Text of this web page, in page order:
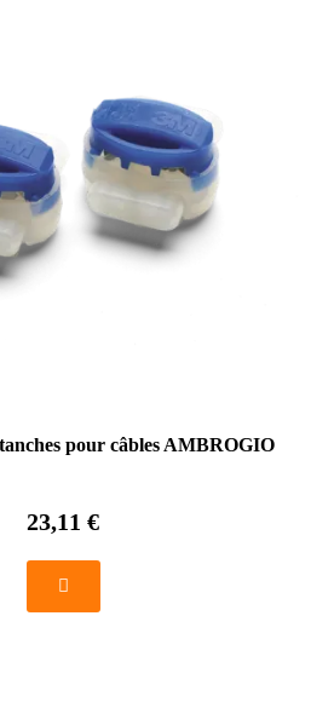
pour câbles AMBROGIO
23,11 €